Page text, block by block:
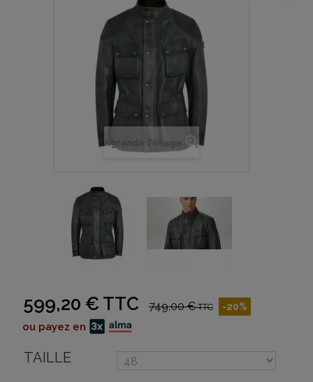
Agrandir l'image
599,20 € TTC 749,00 €TTC -20%
ou payez en
TAILLE